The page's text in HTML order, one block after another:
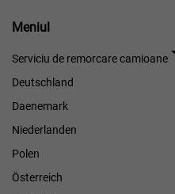
Meniul
Meniul
Serviciu de remorcare camioane
Deutschland
Daenemark
Niederlanden
Polen
Österreich